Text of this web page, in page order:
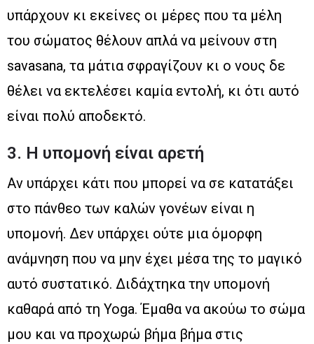
υπάρχουν κι εκείνες οι μέρες που τα μέλη
του σώματος θέλουν απλά να μείνουν στη
savasana, τα μάτια σφραγίζουν κι ο νους δε
θέλει να εκτελέσει καμία εντολή, κι ότι αυτό
είναι πολύ αποδεκτό.
3. Η υπομονή είναι αρετή
Αν υπάρχει κάτι που μπορεί να σε κατατάξει
στο πάνθεο των καλών γονέων είναι η
υπομονή. Δεν υπάρχει ούτε μια όμορφη
ανάμνηση που να μην έχει μέσα της το μαγικό
αυτό συστατικό. Διδάχτηκα την υπομονή
καθαρά από τη Yoga. Έμαθα να ακούω το σώμα
μου και να προχωρώ βήμα βήμα στις